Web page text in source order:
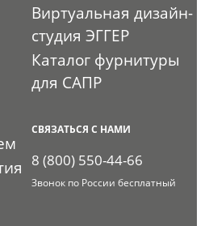
Виртуальная дизайн-
студия ЭГГЕР
Каталог фурнитуры
для САПР
СВЯЗАТЬСЯ С НАМИ
8 (800) 550-44-66
Звонок по России бесплатный